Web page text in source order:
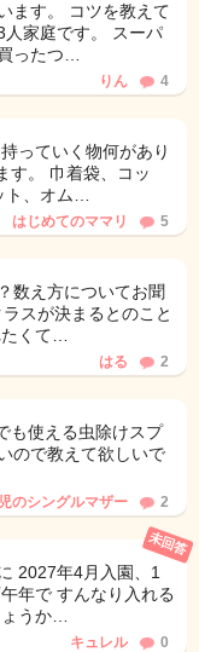
ます。 コツを教えて
人家庭です。 スーパ
ったつ…
りん 4
っていく物何があり
す。 巾着袋、コッ
ト、オム…
はじめてのママリ 5
数え方についてお聞
スが決まるとのこと
くて…
はる 2
も使える虫除けスプ
ので教えて欲しいで
のシングルマザー 2
2027年4月入園、1
年で すんなり入れる
うか…
未回答
キュレル 0